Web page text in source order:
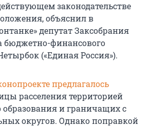
законодательстве
объяснил в
депутат Заксобрания
бюджетно-финансового
(«Единая Россия»).
предлагалось
расселения территорией
и граничащих с
округов. Однако поправкой